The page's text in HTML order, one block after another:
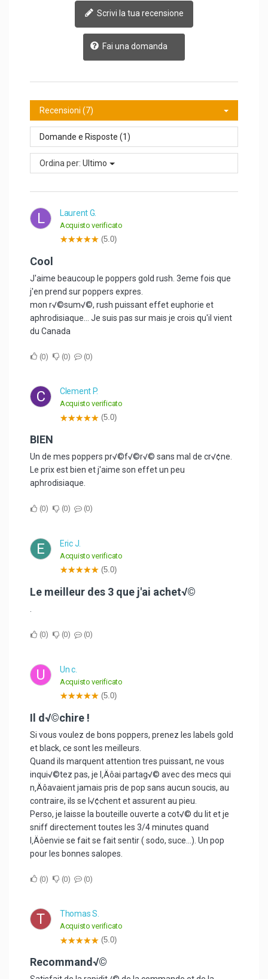
Scrivi la tua recensione
Fai una domanda
Recensioni (7)
Domande e Risposte (1)
Ordina per: Ultimo
L Laurent G.
Acquisto verificato
(5.0)
Cool
J'aime beaucoup le poppers gold rush. 3eme fois que
j'en prend sur poppers expres.
mon r√©sum√©, rush puissant effet euphorie et
aphrodisiaque... Je suis pas sur mais je crois qu'il vient
du Canada
0 0 0
C Clement P.
Acquisto verificato
(5.0)
BIEN
Un de mes poppers pr√©f√©r√© sans mal de cr√¢ne.
Le prix est bien et j'aime son effet un peu
aphrodisiaque.
0 0 0
E Eric J.
Acquisto verificato
(5.0)
Le meilleur des 3 que j'ai achet√©
0 0 0
U Un c.
Acquisto verificato
(5.0)
Il d√©chire !
Si vous voulez de bons poppers, prenez les labels gold
et black, ce sont les meilleurs.
Quand ils marquent attention tres puissant, ne vous
inqui√©tez pas, je l‚Äôai partag√© avec des mecs qui
n‚Äôavaient jamais pris de pop sans aucun soucis, au
contraire, ils se l√¢chent et assurent au pieu.
Perso, je laisse la bouteille ouverte a cot√© du lit et je
sniff directement toutes les 3/4 minutes quand
l‚Äôenvie se fait se fait sentir ( sodo, suce...). Un pop
pour les bonnes salopes.
0 0 0
T Thomas S.
Acquisto verificato
(5.0)
Recommand√©